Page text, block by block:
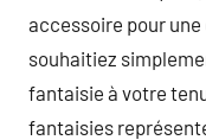
accessoire pour
souhaitiez
fantaisie à votre
fantaisies